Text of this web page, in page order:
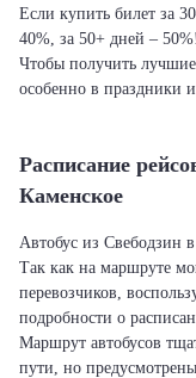
Если купить билет за
40%, за 50+ дней – 50%!
Чтобы получить
особенно в праздники
Расписание
Каменское
Автобус из Свебодзин
Так как на маршруте
перевозчиков,
подробности о
Маршрут автобусов
пути, но